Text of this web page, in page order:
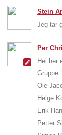
Stein
Jeg tar
Per
Hei her
Gruppe
Ole
Helge
Erik
Petter